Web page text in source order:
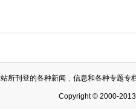
所刊登的各种新闻﹑信息和各种专题专
Copyright © 2000-